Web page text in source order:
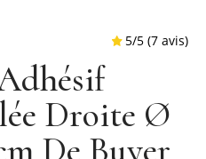
Droite Ø
De Buyer